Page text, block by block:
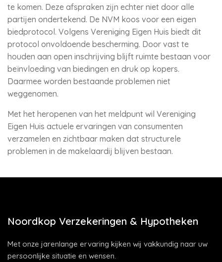
te komen. Deze afspraken zijn echter niet door alle
partijen ondertekend. De NVM koos voor een eigen
biedprotocol. Volgens Vereniging Eigen Huis biedt dit
protocol onvoldoende bescherming. Door vast te
houden aan open inschrijving blijft ruimte bestaan voor
beïnvloeding van biedingen en druk op kopers.
Daarmee worden bestaande problemen niet
weggenomen.
Met het heropenen van het meldpunt wil Vereniging
Eigen Huis actuele ervaringen van consumenten
verzamelen en zichtbaar maken dat structurele
problemen in de makelaardij blijven bestaan.
Noordkop Verzekeringen & Hypotheken
Met onze jarenlange ervaring kijken wij vakkundig naar uw
persoonlijke situatie en wensen.